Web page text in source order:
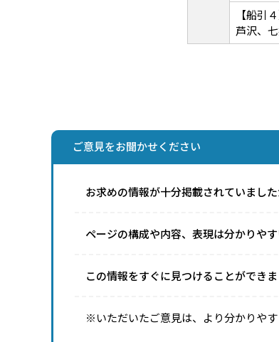
【船引４
芦沢、
ご意見をお聞かせください
お求めの情報が十分掲載されていました
ページの構成や内容、表現は分かりや
この情報をすぐに見つけることができま
※いただいたご意見は、より分かりや